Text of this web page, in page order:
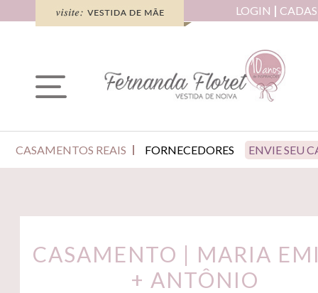
LOGIN
CASAMENTOS REAIS FORNECEDORES ENVIE SEU
CASAMENTO | MARIA
+ ANTÔNIO